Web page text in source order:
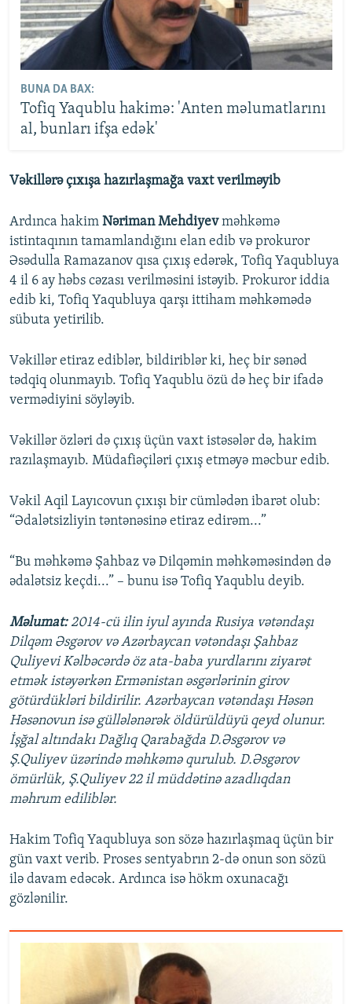
BUNA DA BAX:
Tofiq Yaqublu hakimə: 'Anten məlumatlarını
al, bunları ifşa edək'
Vəkillərə çıxışa hazırlaşmağa vaxt verilməyib
Ardınca hakim Nəriman Mehdiyevməhkəmə
istintaqının tamamlandığını elan edib və prokuror
Əsədulla Ramazanov qısa çıxış edərək, Tofiq Yaqubluya
4 il 6 ay həbs cəzası verilməsini istəyib. Prokuror iddia
edib ki, Tofiq Yaqubluya qarşı ittiham məhkəmədə
sübuta yetirilib.
Vəkillər etiraz ediblər, bildiriblər ki, heç bir sənəd
tədqiq olunmayıb. Tofiq Yaqublu özü də heç bir ifadə
vermədiyini söyləyib.
Vəkillər özləri də çıxış üçün vaxt istəsələr də, hakim
razılaşmayıb. Müdafiəçiləri çıxış etməyə məcbur edib.
Vəkil Aqil Layıcovun çıxışı bir cümlədən ibarət olub:
“Ədalətsizliyin təntənəsinə etiraz edirəm...”
“Bu məhkəmə Şahbaz və Dilqəmin məhkəməsindən də
ədalətsiz keçdi...” – bunu isə Tofiq Yaqublu deyib.
Məlumat: 2014-cü ilin iyul ayında Rusiya vətəndaşı
Dilqəm Əsgərov və Azərbaycan vətəndaşı Şahbaz
Quliyevi Kəlbəcərdə öz ata-baba yurdlarını ziyarət
etmək istəyərkən Ermənistan əsgərlərinin girov
götürdükləri bildirilir. Azərbaycan vətəndaşı Həsən
Həsənovun isə güllələnərək öldürüldüyü qeyd olunur.
İşğal altındakı Dağlıq Qarabağda D.Əsgərov və
Ş.Quliyev üzərində məhkəmə qurulub. D.Əsgərov
ömürlük, Ş.Quliyev 22 il müddətinə azadlıqdan
məhrum ediliblər.
Hakim Tofiq Yaqubluya son sözə hazırlaşmaq üçün bir
gün vaxt verib. Proses sentyabrın 2-də onun son sözü
ilə davam edəcək. Ardınca isə hökm oxunacağı
gözlənilir.